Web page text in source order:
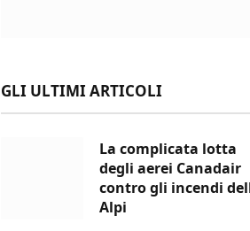
GLI ULTIMI ARTICOLI
La complicata lotta
degli aerei Canadair
contro gli incendi
Alpi